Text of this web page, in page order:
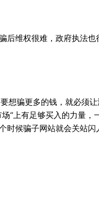
后维权很难，政府执法也
骗更多的钱，就必须让
“上有足够买入的力量，
候骗子网站就会关站闪